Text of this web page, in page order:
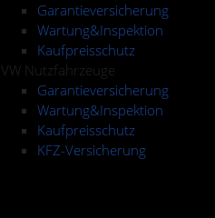
Garantieversicherung
Wartung&Inspektion
Kaufpreisschutz
VW Nutzfahrzeuge
Garantieversicherung
Wartung&Inspektion
Kaufpreisschutz
KFZ-Versicherung